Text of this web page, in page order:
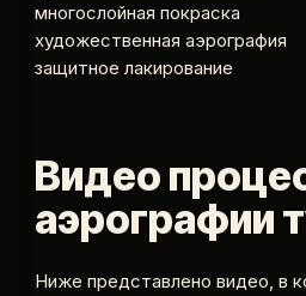
многослойная покраска
художественная аэрография
защитное лакирование
Видео
аэрографии
Ниже представлено видео, в